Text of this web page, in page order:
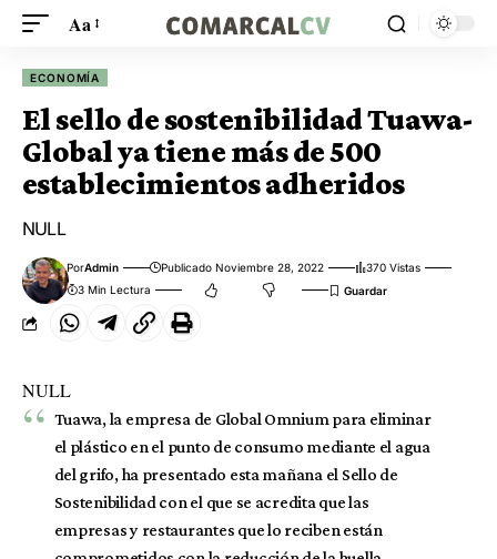
Aa
ECONOMÍA
El sello de sostenibilidad Tuawa-
Global ya tiene más de 500
establecimientos adheridos
NULL
PorAdmin Publicado Noviembre 28, 2022
370 Vistas
3 Min Lectura
NULL
Tuawa, la empresa de Global Omnium para eliminar
el plástico en el punto de consumo mediante el agua
del grifo, ha presentado esta mañana el Sello de
Sostenibilidad con el que se acredita que las
empresas y restaurantes que lo reciben están